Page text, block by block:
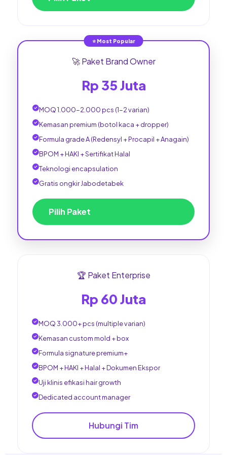
⭐ Most Popular
🚀 Paket Brand Owner
Rp 35 Juta
MOQ 1.000-2.000 pcs (1-2 varian)
Kemasan premium (botol kaca + dropper)
Formula grade A (Redensyl + Procapil + Anagain)
BPOM + HAKI + Sertifikat Halal
Teknologi encapsulation
Gratis ongkir Jabodetabek
Pilih Paket
🏆 Paket Enterprise
Rp 60 Juta
MOQ 3.000+ pcs (multiple varian)
Kemasan custom mold + box
Formula signature premium+
BPOM + HAKI + Halal + Dokumen Ekspor
Uji klinis efikasi hair growth
Dedicated account manager
Hubungi Tim